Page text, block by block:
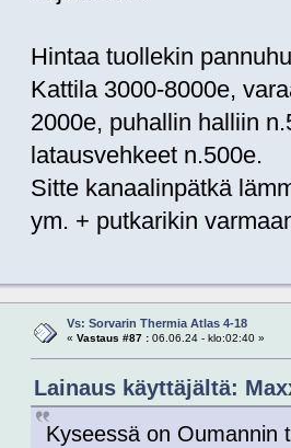
Hintaa tuollekin
Kattila 3000-8000e,
2000e, puhallin halliin
latausvehkeet n.500e.
Sitte kanaalinpätkä
ym. + putkarikin
Vs: Sorvarin Thermia Atlas 4-18
« Vastaus #87 :06.06.24 - klo:02:40 »
Lainaus käyttäjältä:
Kyseessä on Oumannin